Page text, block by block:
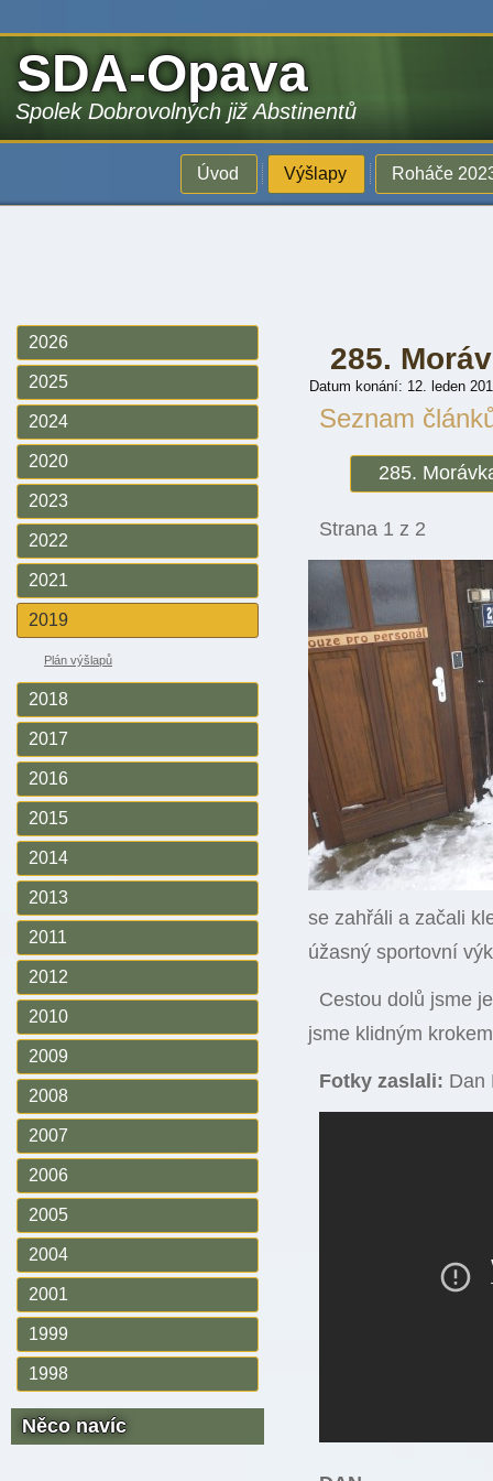
SDA-Opava
Spolek Dobrovolných již Abstinentů
Úvod Výšlapy Roháče
2026
2025
2024
2020
2023
2022
2021
2019
Plán výšlapů
2018
2017
2016
2015
2014
2013
2011
2012
2010
2009
2008
2007
2006
2005
2004
2001
1999
1998
Něco navíc
285.
Datum konání: 12. leden
Seznam
285.
Strana 1 z 2
se zahřáli a začali
úžasný sportovní
Cestou dolů jsme
jsme klidným
Fotky zaslali: Dan